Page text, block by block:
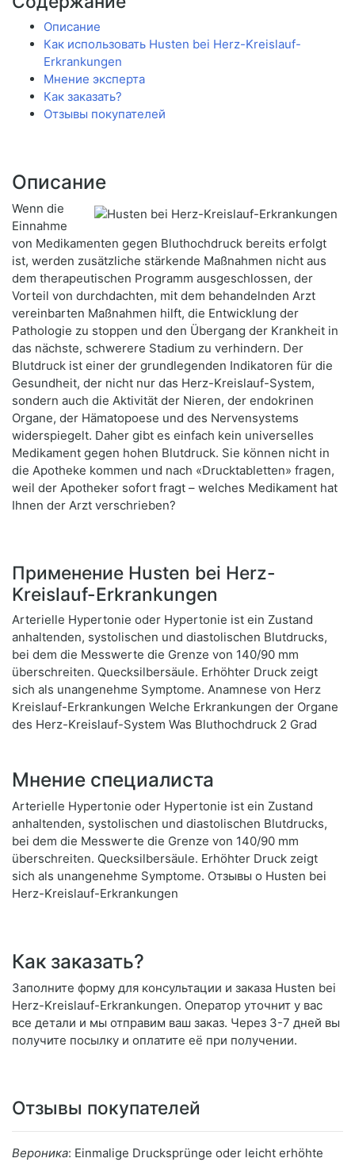
Описание
Как использовать Husten bei Herz-Kreislauf-
Erkrankungen
Мнение эксперта
Как заказать?
Отзывы покупателей
Описание
Wenn die
Einnahme
von Medikamenten gegen Bluthochdruck bereits erfolgt
ist, werden zusätzliche stärkende Maßnahmen nicht aus
dem therapeutischen Programm ausgeschlossen, der
Vorteil von durchdachten, mit dem behandelnden Arzt
vereinbarten Maßnahmen hilft, die Entwicklung der
Pathologie zu stoppen und den Übergang der Krankheit in
das nächste, schwerere Stadium zu verhindern. Der
Blutdruck ist einer der grundlegenden Indikatoren für die
Gesundheit, der nicht nur das Herz-Kreislauf-System,
sondern auch die Aktivität der Nieren, der endokrinen
Organe, der Hämatopoese und des Nervensystems
widerspiegelt. Daher gibt es einfach kein universelles
Medikament gegen hohen Blutdruck. Sie können nicht in
die Apotheke kommen und nach «Drucktabletten» fragen,
weil der Apotheker sofort fragt – welches Medikament hat
Ihnen der Arzt verschrieben?
Применение Husten bei Herz-
Kreislauf-Erkrankungen
Arterielle Hypertonie oder Hypertonie ist ein Zustand
anhaltenden, systolischen und diastolischen Blutdrucks,
bei dem die Messwerte die Grenze von 140/90 mm
überschreiten. Quecksilbersäule. Erhöhter Druck zeigt
sich als unangenehme Symptome. Anamnese von Herz
Kreislauf-Erkrankungen Welche Erkrankungen der Organe
des Herz-Kreislauf-System Was Bluthochdruck 2 Grad
Мнение специалиста
Arterielle Hypertonie oder Hypertonie ist ein Zustand
anhaltenden, systolischen und diastolischen Blutdrucks,
bei dem die Messwerte die Grenze von 140/90 mm
überschreiten. Quecksilbersäule. Erhöhter Druck zeigt
sich als unangenehme Symptome. Отзывы о Husten bei
Herz-Kreislauf-Erkrankungen
Как заказать?
Заполните форму для консультации и заказа Husten bei
Herz-Kreislauf-Erkrankungen. Оператор уточнит у вас
все детали и мы отправим ваш заказ. Через 3-7 дней вы
получите посылку и оплатите её при получении.
Отзывы покупателей
Вероника: Einmalige Drucksprünge oder leicht erhöhte